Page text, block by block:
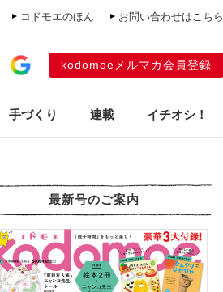
コドモエのほん お問い合わせはこちら
kodomoeメルマガ会員登録
手づくり 連載 イチオシ！
最新号のご案内